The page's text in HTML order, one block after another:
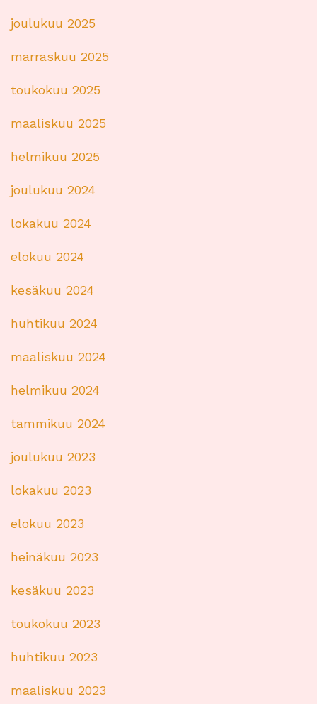
joulukuu 2025
marraskuu 2025
toukokuu 2025
maaliskuu 2025
helmikuu 2025
joulukuu 2024
lokakuu 2024
elokuu 2024
kesäkuu 2024
huhtikuu 2024
maaliskuu 2024
helmikuu 2024
tammikuu 2024
joulukuu 2023
lokakuu 2023
elokuu 2023
heinäkuu 2023
kesäkuu 2023
toukokuu 2023
huhtikuu 2023
maaliskuu 2023